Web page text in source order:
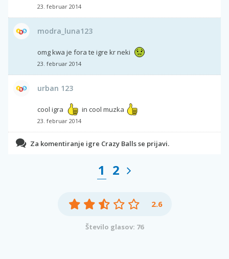
23. februar 2014
modra_luna123
omg kwa je fora te igre kr neki
23. februar 2014
urban 123
cool igra in cool muzka
23. februar 2014
Za komentiranje igre Crazy Balls se prijavi.
1 2
2.6
Število glasov: 76